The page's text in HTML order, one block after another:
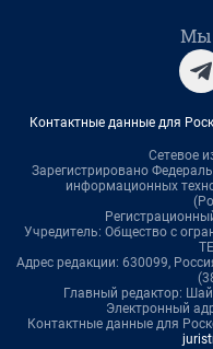
Мы
Контактные данные для
Сетевое
Зарегистрировано
информационных
Учредитель: Общество с
Адрес редакции: 630099,
Главный редактор:
Электронный
Контактные данные для